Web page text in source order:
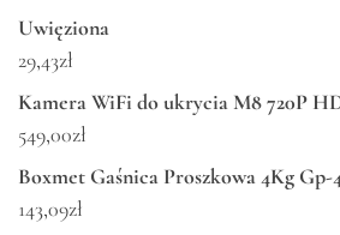
Uwięziona
29,43zł
Kamera WiFi do ukrycia M8 720P
549,00zł
Boxmet Gaśnica Proszkowa 4Kg
143,09zł